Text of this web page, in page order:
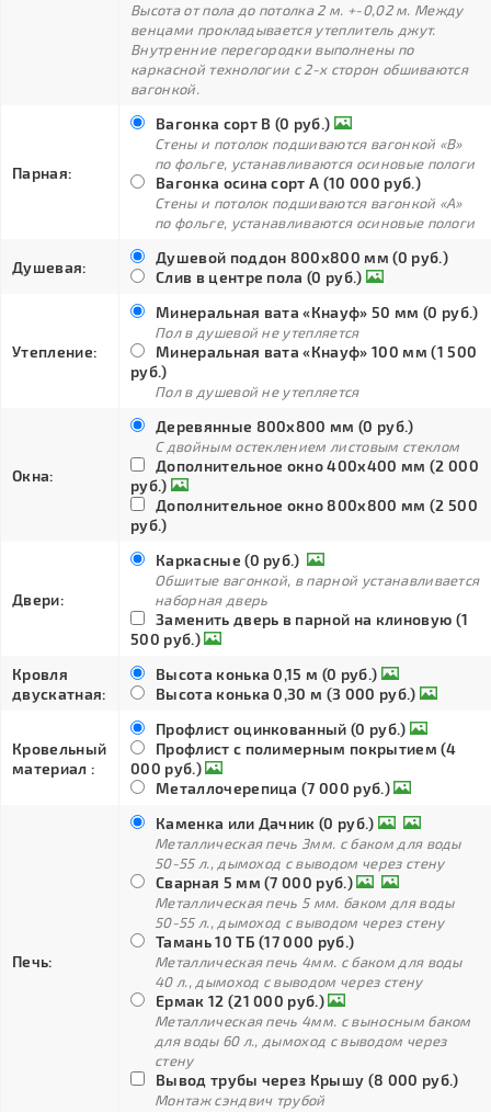
Высота от пола до потолка 2 м. +-0,02 м. Между
венцами прокладывается утеплитель джут.
Внутренние перегородки выполнены по
каркасной технологии с 2-х сторон обшиваются
вагонкой.
Парная:
Вагонка сорт В (0 руб.)
Стены и потолок подшиваются вагонкой «В»
по фольге, устанавливаются осиновые пологи
Вагонка осина сорт А (10 000 руб.)
Стены и потолок подшиваются вагонкой «А»
по фольге, устанавливаются осиновые пологи
Душевая:
Душевой поддон 800х800 мм (0 руб.)
Слив в центре пола (0 руб.)
Утепление:
Минеральная вата «Кнауф» 50 мм (0 руб.)
Пол в душевой не утепляется
Минеральная вата «Кнауф» 100 мм (1 500
руб.)
Пол в душевой не утепляется
Окна:
Деревянные 800х800 мм (0 руб.)
С двойным остеклением листовым стеклом
Дополнительное окно 400х400 мм (2 000
руб.)
Дополнительное окно 800х800 мм (2 500
руб.)
Двери:
Каркасные (0 руб.)
Обшитые вагонкой, в парной устанавливается
наборная дверь
Заменить дверь в парной на клиновую (1
500 руб.)
Кровля
двускатная:
Высота конька 0,15 м (0 руб.)
Высота конька 0,30 м (3 000 руб.)
Кровельный
материал :
Профлист оцинкованный (0 руб.)
Профлист с полимерным покрытием (4
000 руб.)
Металлочерепица (7 000 руб.)
Печь:
Каменка или Дачник (0 руб.)
Металлическая печь 3мм. с баком для воды
50-55 л., дымоход с выводом через стену
Сварная 5 мм (7 000 руб.)
Металлическая печь 5 мм. баком для воды
50-55 л., дымоход с выводом через стену
Тамань 10 ТБ (17 000 руб.)
Металлическая печь 4мм. с баком для воды
40 л., дымоход с выводом через стену
Ермак 12 (21 000 руб.)
Металлическая печь 4мм. с выносным баком
для воды 60 л., дымоход с выводом через
стену
Вывод трубы через Крышу (8 000 руб.)
Монтаж сэндвич трубой